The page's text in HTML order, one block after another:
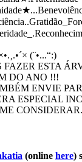
(¨•...“:)
ESTA
DO ANO !!!
ENVIE
ESPECIAL
CONSIDERAR.
(online here)